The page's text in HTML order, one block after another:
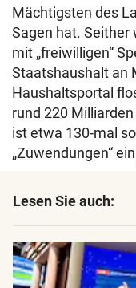
Mächtigsten des
Sagen hat. Seither
mit „freiwilligen“
Staatshaushalt an
Haushaltsportal
rund 220
ist etwa 130-mal
„Zuwendungen“
Lesen Sie auch: